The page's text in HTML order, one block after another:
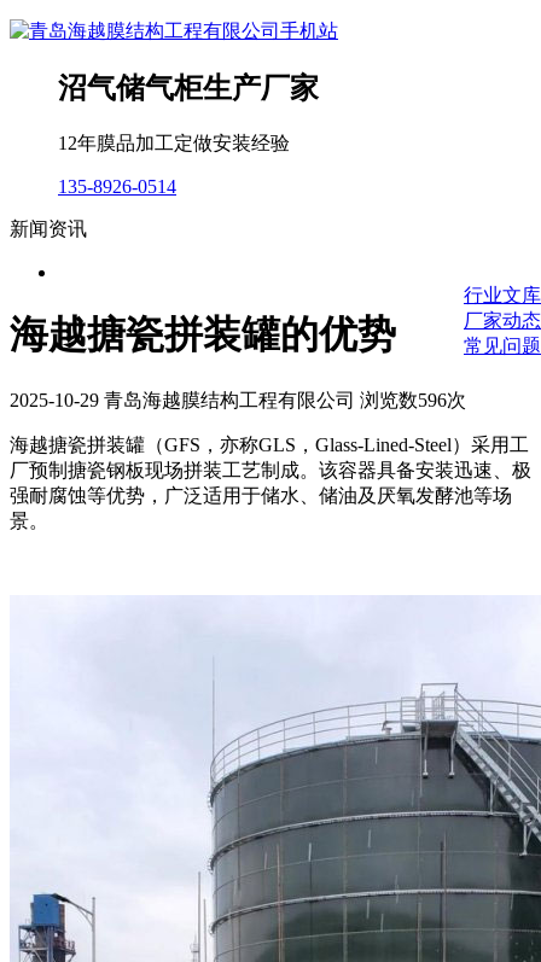
沼气储气柜生产厂家
12年膜品加工定做安装经验
135-8926-0514
新闻资讯
行业文库
厂家动态
常见问题
海越搪瓷拼装罐的优势
2025-10-29 青岛海越膜结构工程有限公司 浏览数596次
海越搪瓷拼装罐（GFS，亦称GLS，Glass-Lined-Steel）采用工
厂预制搪瓷钢板现场拼装工艺制成。该容器具备安装迅速、极
强耐腐蚀等优势，广泛适用于储水、储油及厌氧发酵池等场
景。